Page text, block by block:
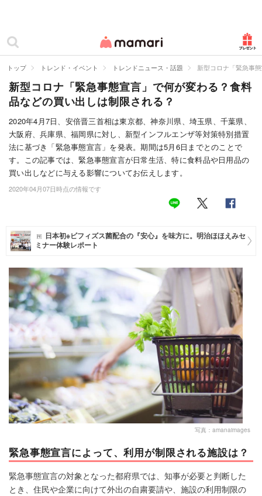
ママリ
カテゴリー一覧
妊娠
出産
赤ちゃん・育児
子育て・家族
病院
お仕事
マネー
トレンド・イベント
トップ トレンド・イベント トレンドニュース・話題 新型コロナ「緊急事
新型コロナ「緊急事態宣言」で何が変わる？食料
品などの買い出しは制限される？
2020年4月7日、安倍晋三首相は東京都、神奈川県、埼玉県、千葉県、
大阪府、兵庫県、福岡県に対し、新型インフルエンザ等対策特別措置
法に基づき「緊急事態宣言」を発表。期間は5月6日までとのことで
す。この記事では、緊急事態宣言が日常生活、特に食料品や日用品の
買い出しなどに与える影響についてお伝えします。
2020年04月07日時点の情報です
日本初※ビフィズス菌配合の『安心』を味方に。明治ほほえみセ
ミナー体験レポート
写真：amanaimages
緊急事態宣言によって、利用が制限される施設は？
緊急事態宣言の対象となった都府県では、知事が必要と判断した
とき、住民や企業に向けて外出の自粛要請や、施設の利用制限の